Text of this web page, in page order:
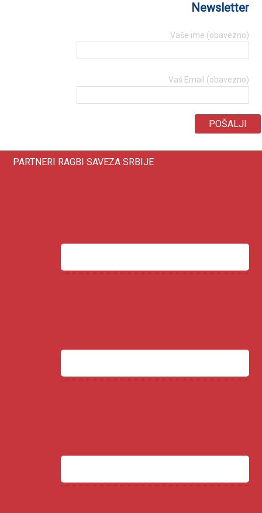
Newsletter
Vaše ime (obavezno)
Vaš Email (obavezno)
PARTNERI RAGBI SAVEZA SRBIJE